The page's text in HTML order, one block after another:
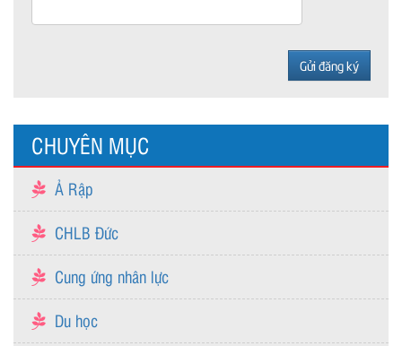
CHUYÊN MỤC
Ả Rập
CHLB Đức
Cung ứng nhân lực
Du học